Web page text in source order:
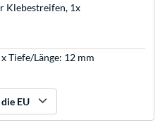
Klebestreifen, 1x
Tiefe/Länge: 12 mm
EU